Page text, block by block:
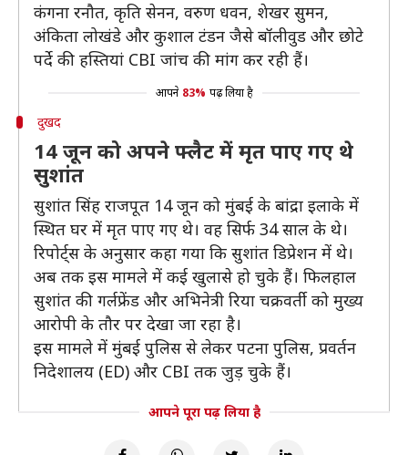
कंगना रनौत, कृति सेनन, वरुण धवन, शेखर सुमन,
अंकिता लोखंडे और कुशाल टंडन जैसे बॉलीवुड और छोटे
पर्दे की हस्तियां CBI जांच की मांग कर रही हैं।
आपने 83% पढ़ लिया है
दुखद
14 जून को अपने फ्लैट में मृत पाए गए थे
सुशांत
सुशांत सिंह राजपूत 14 जून को मुंबई के बांद्रा इलाके में
स्थित घर में मृत पाए गए थे। वह सिर्फ 34 साल के थे।
रिपोर्ट्स के अनुसार कहा गया कि सुशांत डिप्रेशन में थे।
अब तक इस मामले में कई खुलासे हो चुके हैं। फिलहाल
सुशांत की गर्लफ्रेंड और अभिनेत्री रिया चक्रवर्ती को मुख्य
आरोपी के तौर पर देखा जा रहा है।
इस मामले में मुंबई पुलिस से लेकर पटना पुलिस, प्रवर्तन
निदेशालय (ED) और CBI तक जुड़ चुके हैं।
आपने पूरा पढ़ लिया है